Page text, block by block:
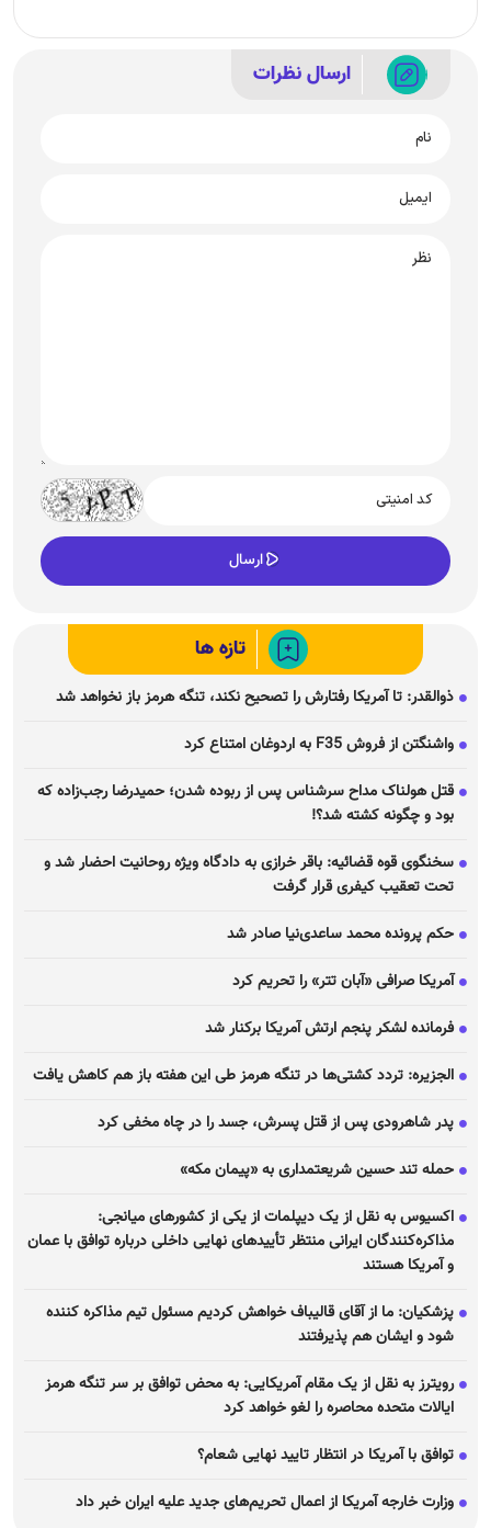
ارسال نظرات
تازه ها
ذوالقدر: تا آمریکا رفتارش را تصحیح نکند، تنگه هرمز باز نخواهد شد
واشنگتن از فروش F35 به اردوغان امتناع کرد
قتل هولناک مداح سرشناس پس از ربوده شدن؛ حمیدرضا رجب‌زاده که
بود و چگونه کشته شد؟!
سخنگوی قوه قضائیه: باقر خرازی به دادگاه ویژه روحانیت احضار شد و
تحت تعقیب کیفری قرار گرفت
حکم پرونده محمد ساعدی‌نیا صادر شد
آمریکا صرافی «آبان تتر» را تحریم کرد
فرمانده لشکر پنجم ارتش آمریکا برکنار شد
الجزیره: تردد کشتی‌ها در تنگه هرمز طی این هفته باز هم کاهش یافت
پدر شاهرودی پس از قتل پسرش، جسد را در چاه مخفی کرد
حمله تند حسین شریعتمداری به «پیمان مکه»
اکسیوس به نقل از یک دیپلمات از یکی از کشور‌های میانجی:
مذاکره‌کنندگان ایرانی منتظر تأیید‌های نهایی داخلی درباره توافق با عمان
و آمریکا هستند
پزشکیان: ما از آقای قالیباف خواهش کردیم مسئول تیم مذاکره کننده
شود و ایشان هم پذیرفتند
رویترز به نقل از یک مقام آمریکایی: به محض توافق بر سر تنگه هرمز
ایالات متحده محاصره را لغو خواهد کرد
توافق با آمریکا در انتظار تایید نهایی شعام؟
وزارت خارجه آمریکا از اعمال تحریم‌های جدید علیه ایران خبر داد